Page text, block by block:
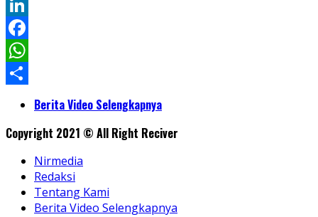
Twitter
LinkedIn
Facebook
WhatsApp
ShareBerita Video Selengkapnya
Copyright 2021 © All Right Reciver
Nirmedia
Redaksi
Tentang Kami
Berita Video Selengkapnya